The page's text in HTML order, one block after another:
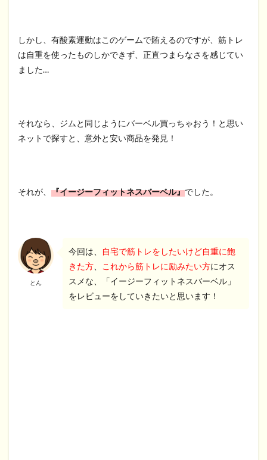
しかし、有酸素運動はこのゲームで賄えるのですが、筋トレ
は自重を使ったものしかできず、正直つまらなさを感じてい
ました…
それなら、ジムと同じようにバーベル買っちゃおう！と思い
ネットで探すと、意外と安い商品を発見！
それが、 『イージーフィットネスバーベル』でした。
とん
今回は、
自宅で筋トレをしたいけど自重に飽
きた方
これから筋トレに励みたい方にオス
スメな、「イージーフィットネスバーベル」
をレビューをしていきたいと思います！